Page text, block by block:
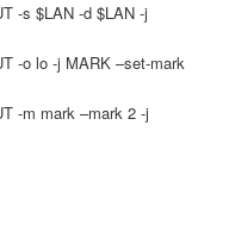
-s $LAN -d $LAN -j
-o lo -j MARK –set-mark
-m mark –mark 2 -j